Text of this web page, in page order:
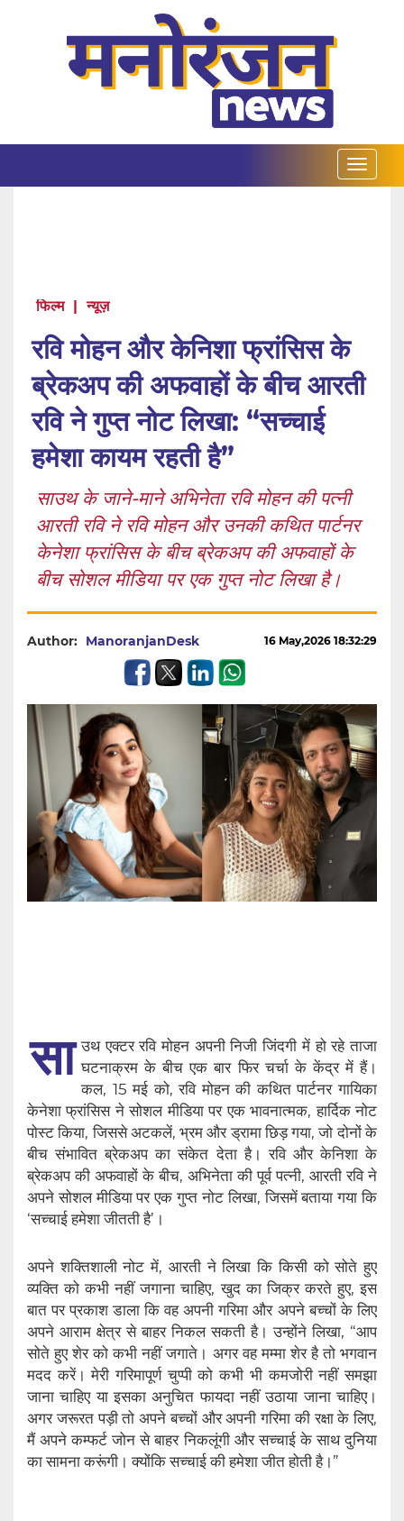
फिल्म | न्यूज़
रवि मोहन और केनिशा फ्रांसिस के
ब्रेकअप की अफवाहों के बीच आरती
रवि ने गुप्त नोट लिखा: “सच्चाई
हमेशा कायम रहती है”
साउथ के जाने-माने अभिनेता रवि मोहन की पत्नी
आरती रवि ने रवि मोहन और उनकी कथित पार्टनर
केनेशा फ्रांसिस के बीच ब्रेकअप की अफवाहों के
बीच सोशल मीडिया पर एक गुप्त नोट लिखा है।
Author: ManoranjanDesk 16 May,2026 18:32:29
सा उथ एक्टर रवि मोहन अपनी निजी जिंदगी में हो रहे ताजा
घटनाक्रम के बीच एक बार फिर चर्चा के केंद्र में हैं।
कल, 15 मई को, रवि मोहन की कथित पार्टनर गायिका
केनेशा फ्रांसिस ने सोशल मीडिया पर एक भावनात्मक, हार्दिक नोट
पोस्ट किया, जिससे अटकलें, भ्रम और ड्रामा छिड़ गया, जो दोनों के
बीच संभावित ब्रेकअप का संकेत देता है। रवि और केनिशा के
ब्रेकअप की अफवाहों के बीच, अभिनेता की पूर्व पत्नी, आरती रवि ने
अपने सोशल मीडिया पर एक गुप्त नोट लिखा, जिसमें बताया गया कि
‘सच्चाई हमेशा जीतती है’।
अपने शक्तिशाली नोट में, आरती ने लिखा कि किसी को सोते हुए
व्यक्ति को कभी नहीं जगाना चाहिए, खुद का जिक्र करते हुए, इस
बात पर प्रकाश डाला कि वह अपनी गरिमा और अपने बच्चों के लिए
अपने आराम क्षेत्र से बाहर निकल सकती है। उन्होंने लिखा, “आप
सोते हुए शेर को कभी नहीं जगाते। अगर वह मम्मा शेर है तो भगवान
मदद करें। मेरी गरिमापूर्ण चुप्पी को कभी भी कमजोरी नहीं समझा
जाना चाहिए या इसका अनुचित फायदा नहीं उठाया जाना चाहिए।
अगर जरूरत पड़ी तो अपने बच्चों और अपनी गरिमा की रक्षा के लिए,
मैं अपने कम्फर्ट जोन से बाहर निकलूंगी और सच्चाई के साथ दुनिया
का सामना करूंगी। क्योंकि सच्चाई की हमेशा जीत होती है।”